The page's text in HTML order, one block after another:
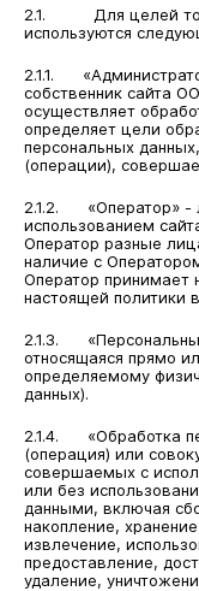
2.1. Для целей
используются
2.1.1.
собственник сайта
осуществляет
определяет цели
персональных
(операции),
2.1.2. «Оператор» -
использованием
Оператор разные
наличие с
Оператор принимает
настоящей политики
2.1.3.
относящаяся прямо
определяемому
данных).
2.1.4. «Обработка
(операция) или
совершаемых с
или без
данными, включая
накопление,
извлечение,
предоставление,
удаление,